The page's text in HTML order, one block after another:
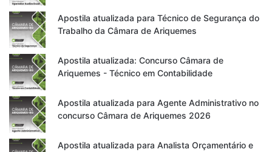
Apostila atualizada para Técnico de Segurança do
Trabalho da Câmara de Ariquemes
Apostila atualizada: Concurso Câmara de
Ariquemes - Técnico em Contabilidade
Apostila atualizada para Agente Administrativo no
concurso Câmara de Ariquemes 2026
Apostila atualizada para Analista Orçamentário e